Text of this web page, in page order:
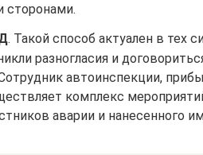
сторонами.
. Такой способ актуален в тех
разногласия и
автоинспекции,
комплекс
аварии и нанесенного